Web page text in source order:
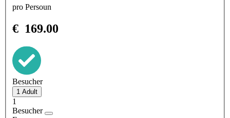
pro Persoun
€ 169.00
Besucher
1
Besucher